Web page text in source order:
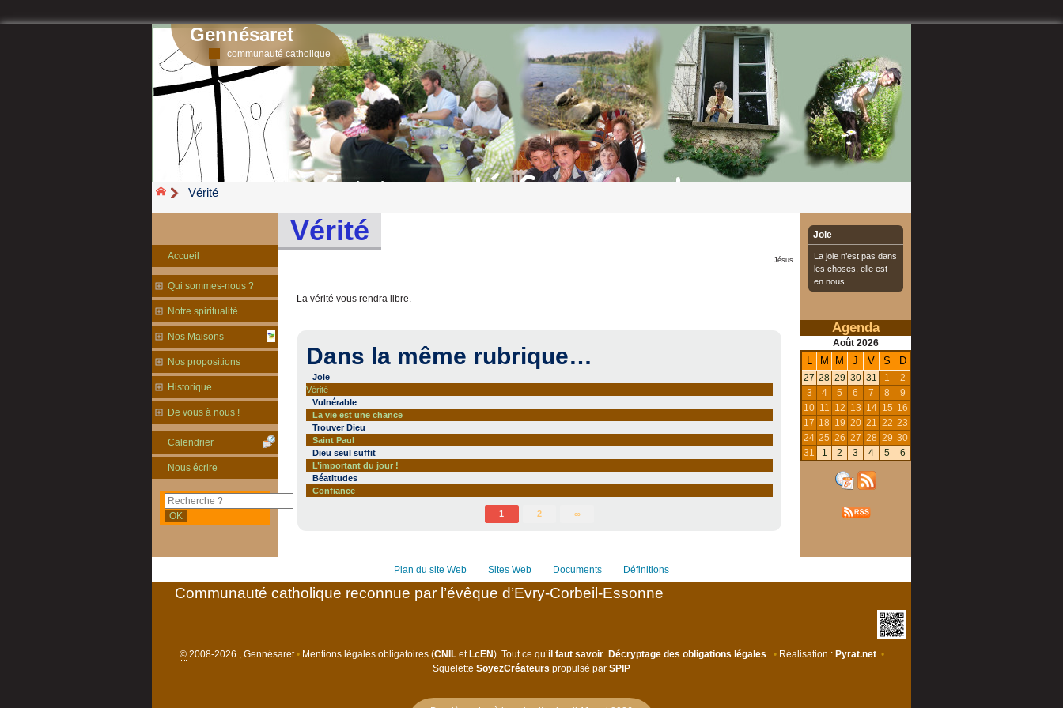
Gennésaret
communauté catholique
Vérité
Vérité
Jésus
La vérité vous rendra libre.
Dans la même rubrique…
Joie
Vérité
Vulnérable
La vie est une chance
Trouver Dieu
Saint Paul
Dieu seul suffit
L’important du jour !
Béatitudes
Confiance
1 2 ∞
Accueil
Qui sommes-nous ?
Notre spiritualité
Nos Maisons
Nos propositions
Historique
De vous à nous !
Calendrier
Nous écrire
Joie
La joie n’est pas dans
les choses, elle est
en nous.
Agenda
Août 2026
M M J V S D
27 28 29 30 31 1
2
3
4 5 6 7 8
9
10 11 12 13 14 15 16
17 18 19 20 21 22 23
24 25 26 27 28 29 30
31
1 2 3 4 5 6
Plan du site Web Sites Web Documents Définitions
Communauté catholique reconnue par l’évêque d’Evry-Corbeil-Essonne
©2008-2026 , Gennésaret •Mentions légales obligatoires (CNILetLcEN). Tout ce qu’il faut savoir. Décryptage des obligations légales • Réalisation : Pyrat.net •
Squelette SoyezCréateurs propulsé par SPIP